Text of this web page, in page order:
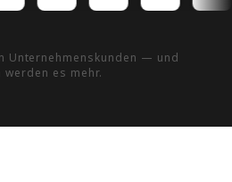
Unternehmenskunden — und
werden es mehr.